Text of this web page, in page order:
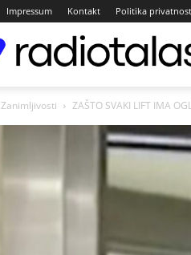
Impressum Kontakt Politika
Zanimljivosti ZAŠTO SVAKI LIFT IMA